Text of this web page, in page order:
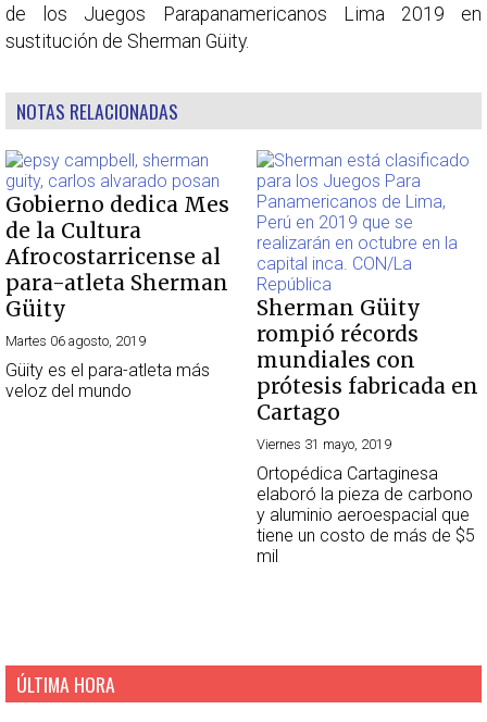
de los Juegos Parapanamericanos Lima 2019 en
sustitución de Sherman Güity.
NOTAS RELACIONADAS
Gobierno dedica Mes
de la Cultura
Afrocostarricense al
para-atleta Sherman
Güity
Martes 06 agosto, 2019
Güity es el para-atleta más
veloz del mundo
Sherman Güity
rompió récords
mundiales con
prótesis fabricada en
Cartago
Viernes 31 mayo, 2019
Ortopédica Cartaginesa
elaboró la pieza de carbono
y aluminio aeroespacial que
tiene un costo de más de $5
mil
ÚLTIMA HORA